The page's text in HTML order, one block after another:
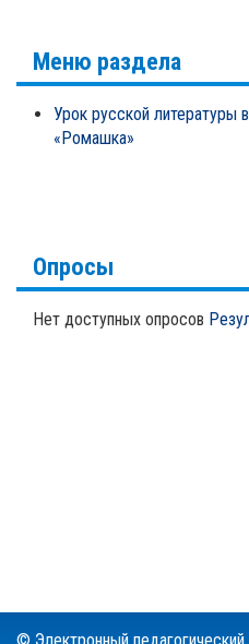
Меню раздела
Урок русской литературы в 4 классе. Х.К. Андерсен
«Ромашка»
Опросы
Нет доступных опросов